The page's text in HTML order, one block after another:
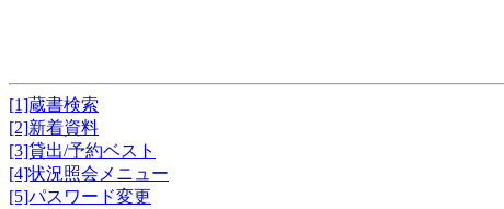
[1]蔵書検索
[2]新着資料
[3]貸出/予約ベスト
[4]状況照会メニュー
[5]パスワード変更